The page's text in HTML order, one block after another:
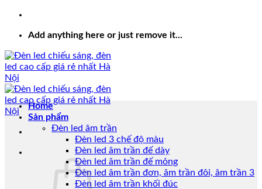
Add anything here or just remove it...
Home
Sản phẩm
Đèn led âm trần
Đèn led 3 chế độ màu
Đèn led âm trần đế dày
Đèn led âm trần đế mỏng
Đèn led âm trần đơn, âm trần đôi, âm trần 3
Đèn led âm trần khối đúc